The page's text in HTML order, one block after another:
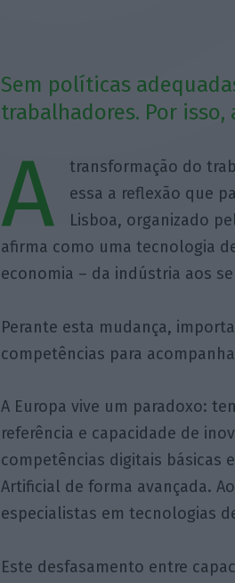
Sem políticas
trabalhadores. Por
A
transformação do
essa a reflexão que
Lisboa, organizado
afirma como uma tecnologia
economia – da indústria aos
Perante esta mudança,
competências para
A Europa vive um paradoxo:
referência e capacidade de
competências digitais básicas
Artificial de forma avançada.
especialistas em tecnologias
Este desfasamento entre